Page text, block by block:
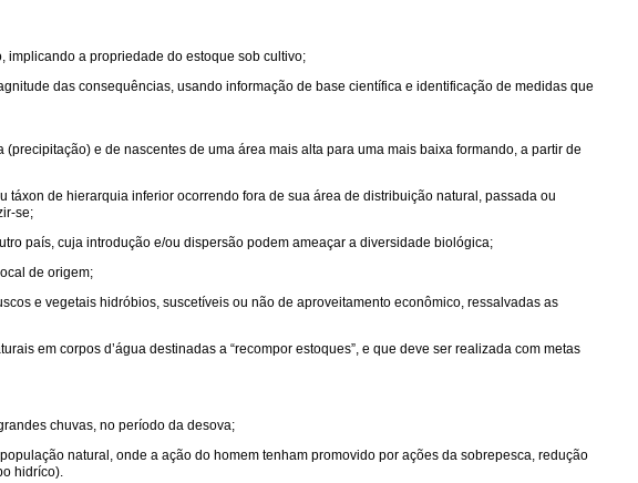
implicando a propriedade do estoque sob cultivo;
das consequências, usando informação de base científica e identificação de medidas que
e de nascentes de uma área mais alta para uma mais baixa formando, a partir de
de hierarquia inferior ocorrendo fora de sua área de distribuição natural, passada ou
se;
país, cuja introdução e/ou dispersão podem ameaçar a diversidade biológica;
de origem;
e vegetais hidróbios, suscetíveis ou não de aproveitamento econômico, ressalvadas as
em corpos d’água destinadas a “recompor estoques”, e que deve ser realizada com metas
chuvas, no período da desova;
natural, onde a ação do homem tenham promovido por ações da sobrepesca, redução
hidríco).